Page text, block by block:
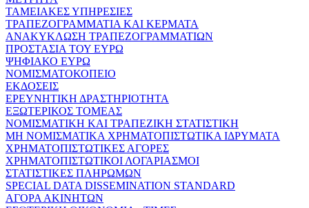
ΤΑΜΕΙΑΚΕΣ ΥΠΗΡΕΣΙΕΣ
ΤΡΑΠΕΖΟΓΡΑΜΜΑΤΙΑ ΚΑΙ ΚΕΡΜΑΤΑ
ΑΝΑΚΥΚΛΩΣΗ ΤΡΑΠΕΖΟΓΡΑΜΜΑΤΙΩΝ
ΠΡΟΣΤΑΣΙΑ ΤΟΥ ΕΥΡΩ
ΨΗΦΙΑΚΟ ΕΥΡΩ
ΝΟΜΙΣΜΑΤΟΚΟΠΕΙΟ
ΕΚΔΟΣΕΙΣ
ΕΡΕΥΝΗΤΙΚΗ ΔΡΑΣΤΗΡΙΟΤΗΤΑ
ΕΞΩΤΕΡΙΚΟΣ ΤΟΜΕΑΣ
ΝΟΜΙΣΜΑΤΙΚΗ ΚΑΙ ΤΡΑΠΕΖΙΚΗ ΣΤΑΤΙΣΤΙΚΗ
ΜΗ ΝΟΜΙΣΜΑΤΙΚΑ ΧΡΗΜΑΤΟΠΙΣΤΩΤΙΚΑ ΙΔΡΥΜΑΤΑ
ΧΡΗΜΑΤΟΠΙΣΤΩΤΙΚΕΣ ΑΓΟΡΕΣ
ΧΡΗΜΑΤΟΠΙΣΤΩΤΙΚΟΙ ΛΟΓΑΡΙΑΣΜΟΙ
ΣΤΑΤΙΣΤΙΚΕΣ ΠΛΗΡΩΜΩΝ
SPECIAL DATA DISSEMINATION STANDARD
ΑΓΟΡΑ ΑΚΙΝΗΤΩΝ